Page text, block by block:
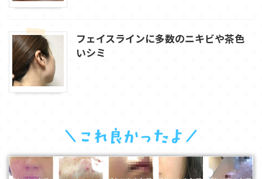
フェイスラインに多数のニキビや茶色
いシミ